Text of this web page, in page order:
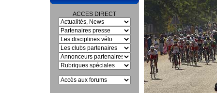
ACCES DIRECT